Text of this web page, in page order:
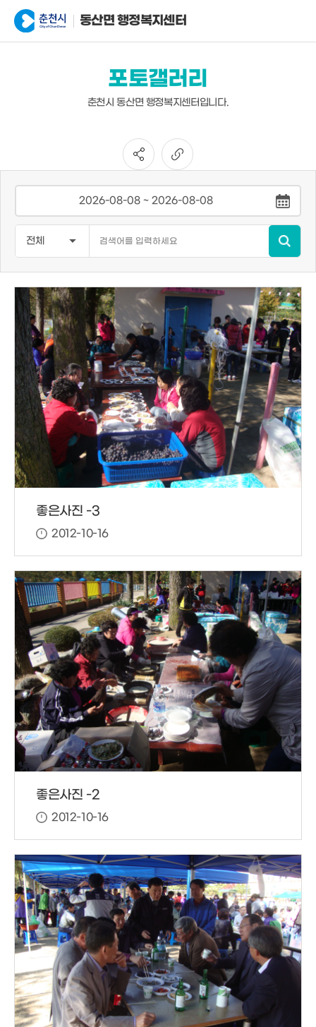
동산면 행정복지센터
포토갤러리
춘천시 동산면 행정복지센터입니다.
좋은사진 -3
2012-10-16
좋은사진 -2
2012-10-16